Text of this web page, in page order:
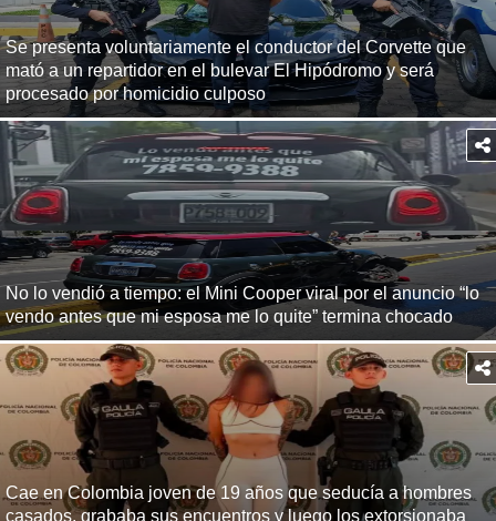
Se presenta voluntariamente el conductor del Corvette que
mató a un repartidor en el bulevar El Hipódromo y será
procesado por homicidio culposo
No lo vendió a tiempo: el Mini Cooper viral por el anuncio “lo
vendo antes que mi esposa me lo quite” termina chocado
Cae en Colombia joven de 19 años que seducía a hombres
casados, grababa sus encuentros y luego los extorsionaba